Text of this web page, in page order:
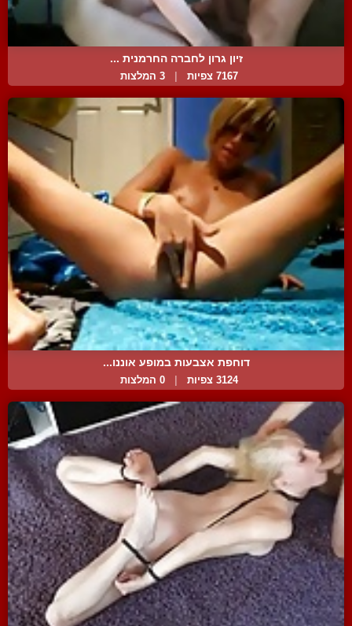
זיון גרון לחברה החרמנית ...
7167 צפיות 3 המלצות
דוחפת אצבעות במופע אוננו...
3124 צפיות | 0 המלצות